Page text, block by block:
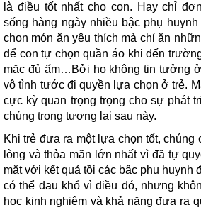
là điều tốt nhất cho con. Hay chỉ
sống hàng ngày nhiều bậc phụ
chọn món ăn yêu thích mà chỉ ăn
để con tự chọn quần áo khi đến
mặc đủ ấm…Bởi họ không tin tưởng
vô tình tước đi quyền lựa chọn ở trẻ.
cực kỳ quan trọng trọng cho sự phát
chúng trong tương lai sau này.
Khi trẻ đưa ra một lựa chọn tốt,
lòng và thỏa mãn lớn nhất vì đã tự
mặt với kết quả tồi các bậc phụ huynh
có thể đau khổ vì điều đó, nhưng
học kinh nghiệm và khả năng đưa ra